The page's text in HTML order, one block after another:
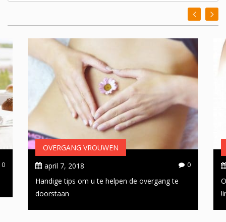
OVERGANG VROUWEN
april 7, 2018
0
Handige tips om u te helpen de overgang te
doorstaan
0